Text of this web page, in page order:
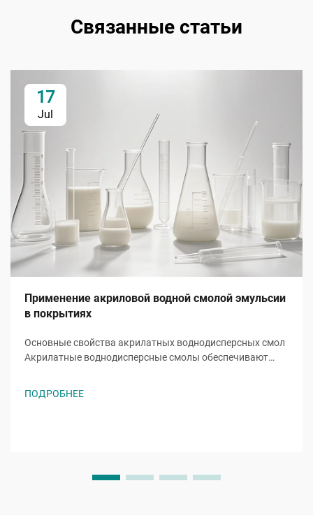
Связанные статьи
17
Jul
Применение акриловой водной смолой эмульсии
в покрытиях
Основные свойства акрилатных воднодисперсных смол
Акрилатные воднодисперсные смолы обеспечивают
разветвленная цепочка акрилата снижает температуру
ПОДРОБНЕЕ